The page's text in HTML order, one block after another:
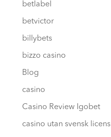
betlabel
betvictor
billybets
bizzo casino
Blog
casino
Casino Review Igobet
casino utan svensk licens